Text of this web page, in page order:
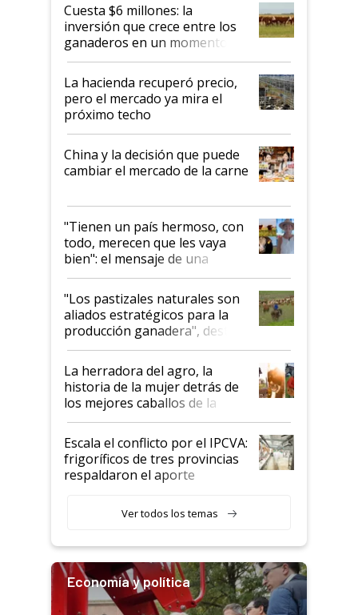
Cuesta $6 millones: la
inversión que crece entre los
ganaderos en un momento
histórico para la actividad
La hacienda recuperó precio,
pero el mercado ya mira el
próximo techo
China y la decisión que puede
cambiar el mercado de la carne
"Tienen un país hermoso, con
todo, merecen que les vaya
bien": el mensaje de una
ganadera uruguaya sobre las
oportunidades que se abren
para el agro en Argentina, con
foco en la carne
"Los pastizales naturales son
aliados estratégicos para la
producción ganadera", destaca
la iniciativa que ya reúne a 46
establecimientos en Argentina
La herradora del agro, la
historia de la mujer detrás de
los mejores caballos de la
Argentina y los mitos que
todavía hacen sufrir a estos
animales: "Mientras me
descalificaban, yo seguí
haciendo currículum"
Escala el conflicto por el IPCVA:
frigoríficos de tres provincias
respaldaron el aporte
Ver todos los temas
Economía y política